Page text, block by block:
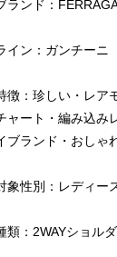
ランド：
イン：ガンチーニ
徴：珍しい・レア
ャート・編み込み
ブランド・おしゃ
象性別：レディー
類：2WAYショル